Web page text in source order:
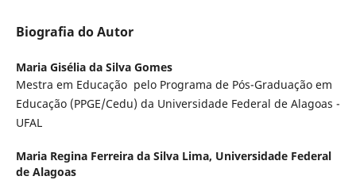
Biografia do Autor
Maria Gisélia da Silva Gomes
Mestra em Educação pelo Programa de Pós-Graduação em
Educação (PPGE/Cedu) da Universidade Federal de Alagoas -
UFAL
Maria Regina Ferreira da Silva Lima, Universidade Federal
de Alagoas